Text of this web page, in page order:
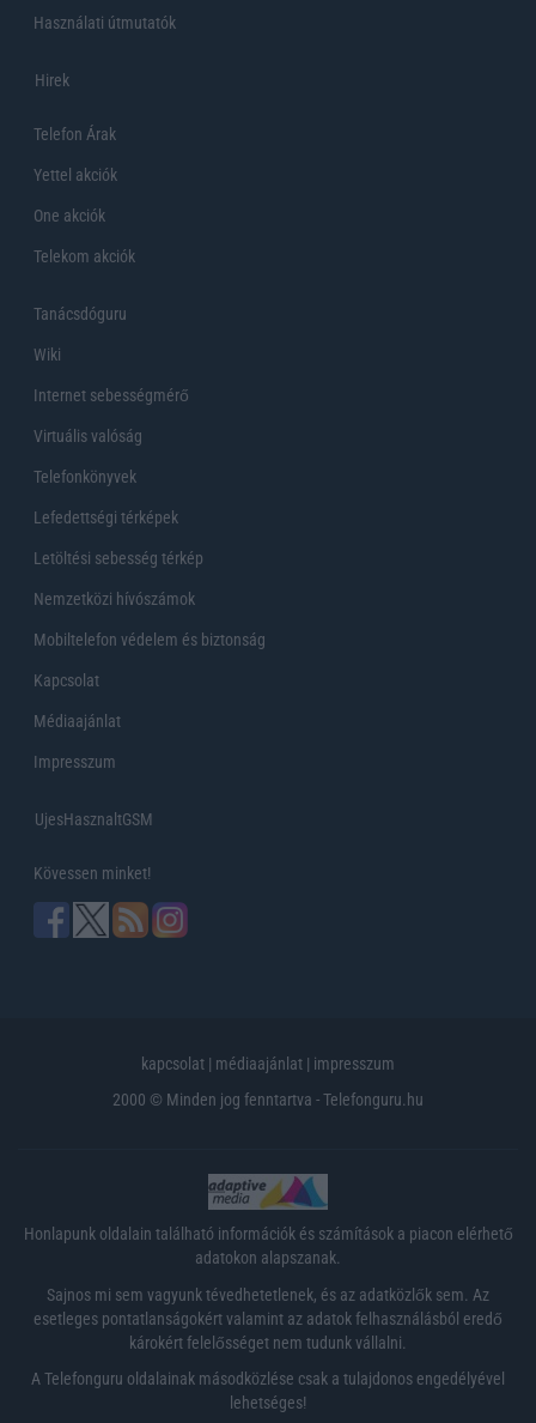
Használati útmutatók
Hirek
Telefon Árak
Yettel akciók
One akciók
Telekom akciók
Tanácsdóguru
Wiki
Internet sebességmérő
Virtuális valóság
Telefonkönyvek
Lefedettségi térképek
Letöltési sebesség térkép
Nemzetközi hívószámok
Mobiltelefon védelem és biztonság
Kapcsolat
Médiaajánlat
Impresszum
UjesHasznaltGSM
Kövessen minket!
kapcsolat | médiaajánlat | impresszum
2000 © Minden jog fenntartva - Telefonguru.hu
Honlapunk oldalain található információk és számítások a piacon elérhető
adatokon alapszanak.
Sajnos mi sem vagyunk tévedhetetlenek, és az adatközlők sem. Az
esetleges pontatlanságokért valamint az adatok felhasználásból eredő
károkért felelősséget nem tudunk vállalni.
A Telefonguru oldalainak másodközlése csak a tulajdonos engedélyével
lehetséges!